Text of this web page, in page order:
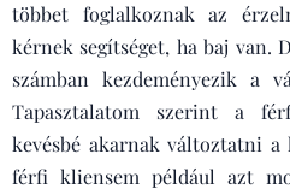
többet foglalkoznak az
kérnek segítséget, ha baj van.
számban kezdeményezik a
Tapasztalatom szerint a
kevésbé akarnak változtatni a
férfi kliensem például azt